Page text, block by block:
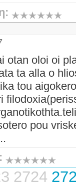
otan oloi oi
ta alla o
tou
pou
2724